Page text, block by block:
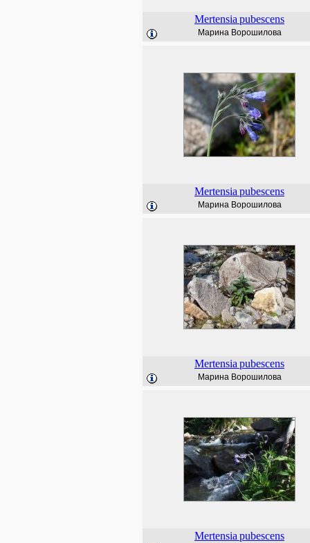
Mertensia pubescens
Марина Ворошилова
Mertensia pubescens
Марина Ворошилова
Mertensia pubescens
Марина Ворошилова
Mertensia pubescens